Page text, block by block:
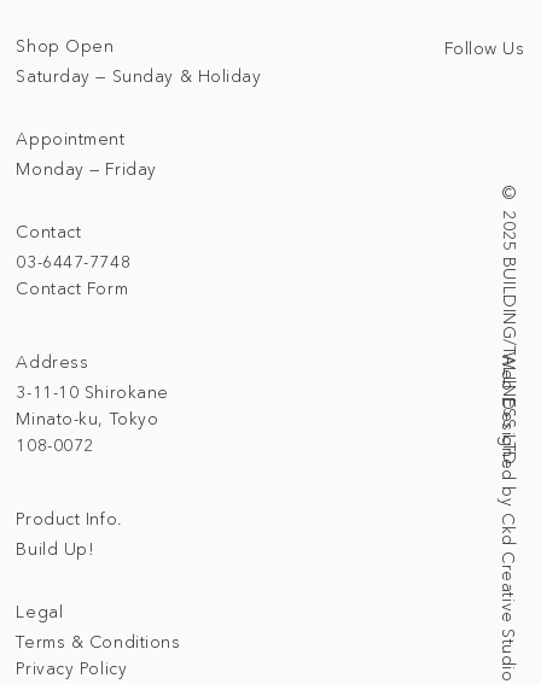
Address
3-11-10 Shirokane
Minato-ku, Tokyo
108-0072
© 2025 BUILDING/TALLNESS LTD.
Web Designed by Ckd Creative Studio
Contact
03-6447-7748
Contact Form
Shop Open
Saturday — Sunday & Holiday
Appointment
Monday — Friday
Legal
Terms & Conditions
Privacy Policy
Product Info.
Build Up!
Follow Us